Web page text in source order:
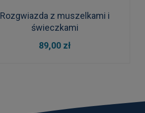
Rozgwiazda z muszelkami i
świeczkami
89,00 zł
DO KOSZYKA